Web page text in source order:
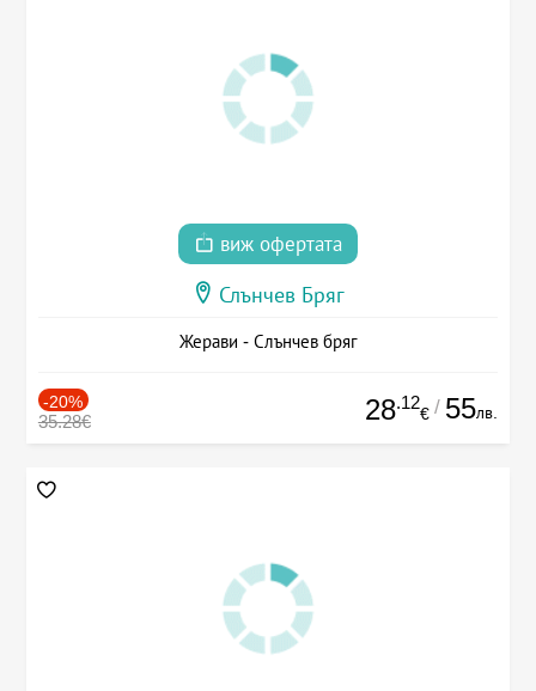
виж офертата
Слънчев Бряг
Жерави - Слънчев бряг
-20%
35.28€ 28.12
€ / 55лв.